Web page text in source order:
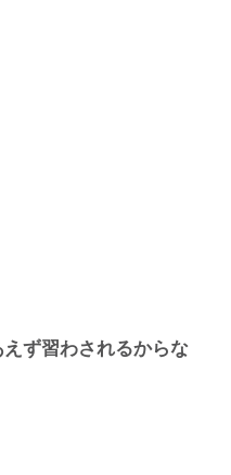
ず習わされるからな